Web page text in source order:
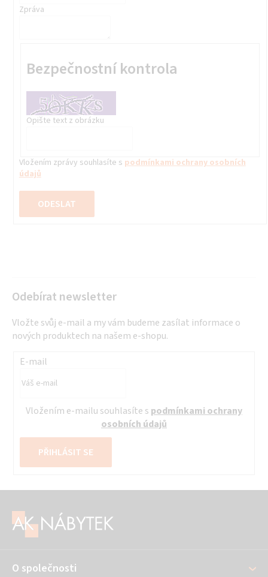
Zpráva
Bezpečnostní kontrola
Opište text z obrázku
Vložením zprávy souhlasíte s podmínkami ochrany osobních
údajů
ODESLAT
Odebírat newsletter
Vložte svůj e-mail a my vám budeme zasílat informace o
nových produktech na našem e-shopu.
E-mail
Vložením e-mailu souhlasíte s podmínkami ochrany
osobních údajů
PŘIHLÁSIT SE
O společnosti